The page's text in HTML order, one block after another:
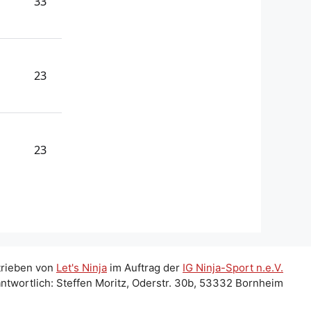
23
23
von Let's Ninja im Auftrag der IG Ninja-Sport n.e.V.
Steffen Moritz, Oderstr. 30b, 53332 Bornheim